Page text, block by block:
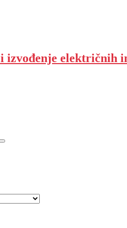
izvođenje električnih